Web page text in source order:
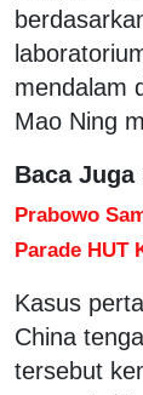
mendalam
Mao Ning
Baca Juga
Prabowo
Parade HUT
Kasus
China
tersebut